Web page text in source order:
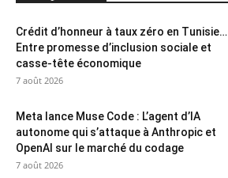
Crédit d’honneur à taux zéro en Tunisie…
Entre promesse d’inclusion sociale et
casse-tête économique
7 août 2026
Meta lance Muse Code : L’agent d’IA
autonome qui s’attaque à Anthropic et
OpenAI sur le marché du codage
7 août 2026